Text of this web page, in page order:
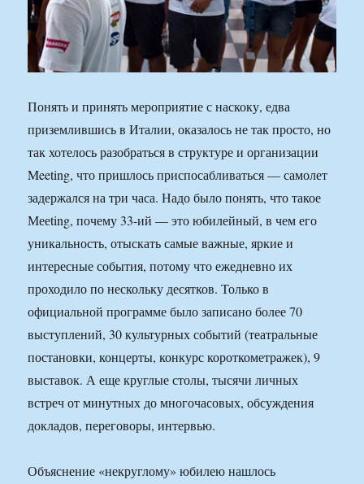
Понять и принять мероприятие с наскоку, едва
приземлившись в Италии, оказалось не так просто, но
так хотелось разобраться в структуре и организации
Meeting, что пришлось приспосабливаться — самолет
задержался на три часа. Надо было понять, что такое
Мееting, почему 33-ий — это юбилейный, в чем его
уникальность, отыскать самые важные, яркие и
интересные события, потому что ежедневно их
проходило по нескольку десятков. Только в
официальной программе было записано более 70
выступлений, 30 культурных событий (театральные
постановки, концерты, конкурс короткометражек), 9
выставок. А еще круглые столы, тысячи личных
встреч от минутных до многочасовых, обсуждения
докладов, переговоры, интервью.
Объяснение «некруглому» юбилею нашлось